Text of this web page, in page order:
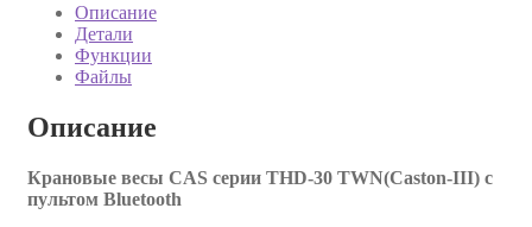
Описание
Детали
Функции
Файлы
Описание
Крановые весы CAS серии THD-30 TWN(Caston-III) с
пультом Bluetooth